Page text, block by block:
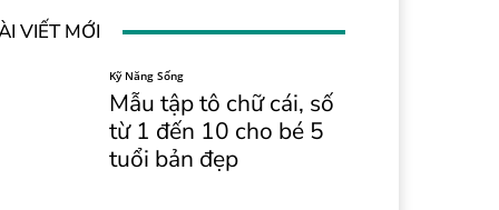
VIẾT MỚI
Kỹ Năng Sống
Mẫu tập tô chữ cái, số
từ 1 đến 10 cho bé 5
tuổi bản đẹp